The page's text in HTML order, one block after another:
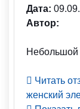
Дата:
Автор:
Небольшой
Читать
женский